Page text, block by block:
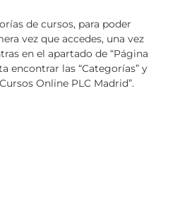
de cursos, para poder
vez que accedes, una vez
en el apartado de “Página
encontrar las “Categorías” y
Online PLC Madrid”.